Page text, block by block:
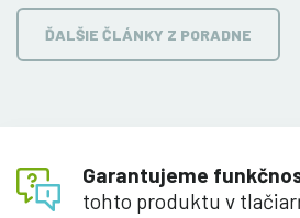
ĎALŠIE ČLÁNKY Z PORADNE
Garantujeme
tohto produktu v